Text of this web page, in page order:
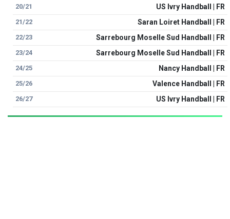
20/21 US Ivry Handball | FR
21/22 Saran Loiret Handball | FR
22/23 Sarrebourg Moselle Sud Handball | FR
23/24 Sarrebourg Moselle Sud Handball | FR
24/25 Nancy Handball | FR
25/26 Valence Handball | FR
26/27 US Ivry Handball | FR